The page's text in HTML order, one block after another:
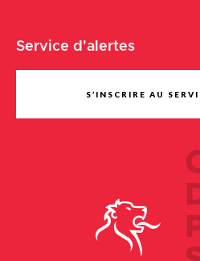
Service d'alertes
S’INSCRIRE AU